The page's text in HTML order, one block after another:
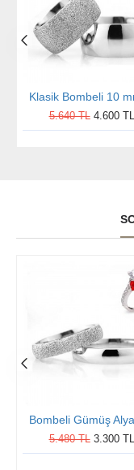
5.640 TL 4.600 TL
5.480 TL 3.300 TL